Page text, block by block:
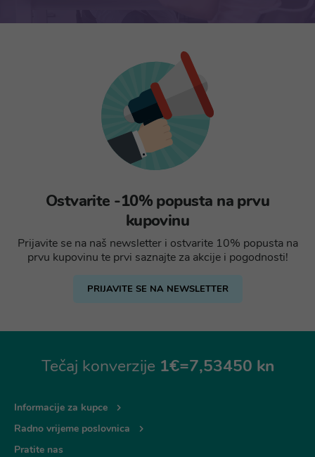
Ostvarite -10% popusta na prvu
kupovinu
Prijavite se na naš newsletter i ostvarite 10% popusta na
prvu kupovinu te prvi saznajte za akcije i pogodnosti!
PRIJAVITE SE NA NEWSLETTER
Tečaj konverzije 1€=7,53450 kn
Informacije za kupce
Radno vrijeme poslovnica
Pratite nas